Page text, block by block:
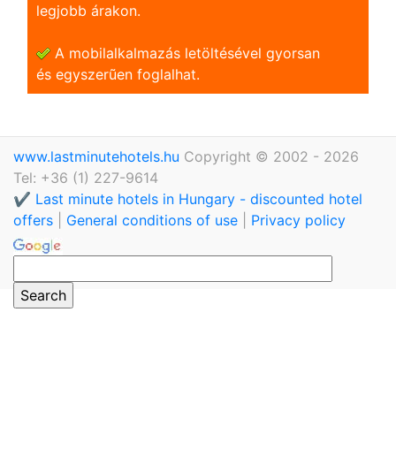
legjobb árakon.
A mobilalkalmazás letöltésével gyorsan
és egyszerũen foglalhat.
www.lastminutehotels.hu Copyright © 2002 - 2026
Tel: +36 (1) 227-9614
✔️ Last minute hotels in Hungary - discounted hotel
offers
General conditions of use Privacy policy